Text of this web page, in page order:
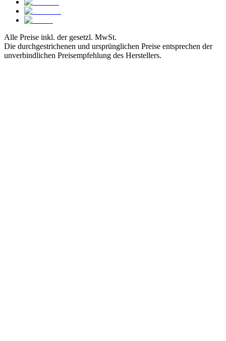
Alle Preise inkl. der gesetzl. MwSt.
Die durchgestrichenen und ursprünglichen Preise entsprechen der
unverbindlichen Preisempfehlung des Herstellers.